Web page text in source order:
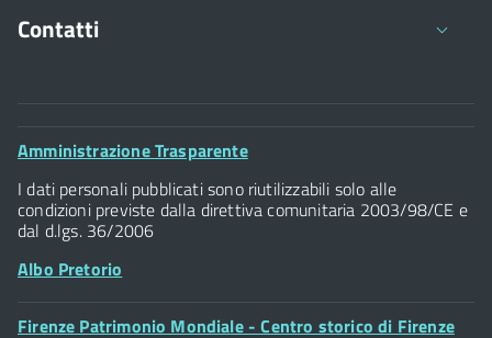
Contatti
Comune di Firenze
Palazzo Vecchio
Piazza della Signoria - 50122, Firenze
Posta Elettronica Certificata
Footer
Amministrazione Trasparente
I dati personali pubblicati sono riutilizzabili solo alle
condizioni previste dalla direttiva comunitaria 2003/98/CE e
dal d.lgs. 36/2006
Albo Pretorio
Footer
Firenze Patrimonio Mondiale - Centro storico di Firenze